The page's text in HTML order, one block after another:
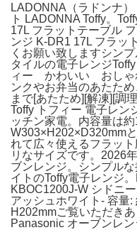
LADONNA（ラドンナ
ト LADONNA Toffy。
17L フラットテーブル
ンジ K-DR1 17L フラッ
くお願い致しますシン
タイルの電子レンジ
ィー かわいい おし
ンクやお弁当のあたた
まで[あたため][解凍][調
Toffy トフィー 電子レン
ッチン家電。内容量は
W303×H202×D320mm
れて広々使えるフラッ
リなサイズです。2026
ブンレンジ。シンプル
イトのToffy電子レンジ
KBOC1200J-W シドニ
アッシュホワイト- 容量
H202mmご覧いただき
Panasonic オーブンレ